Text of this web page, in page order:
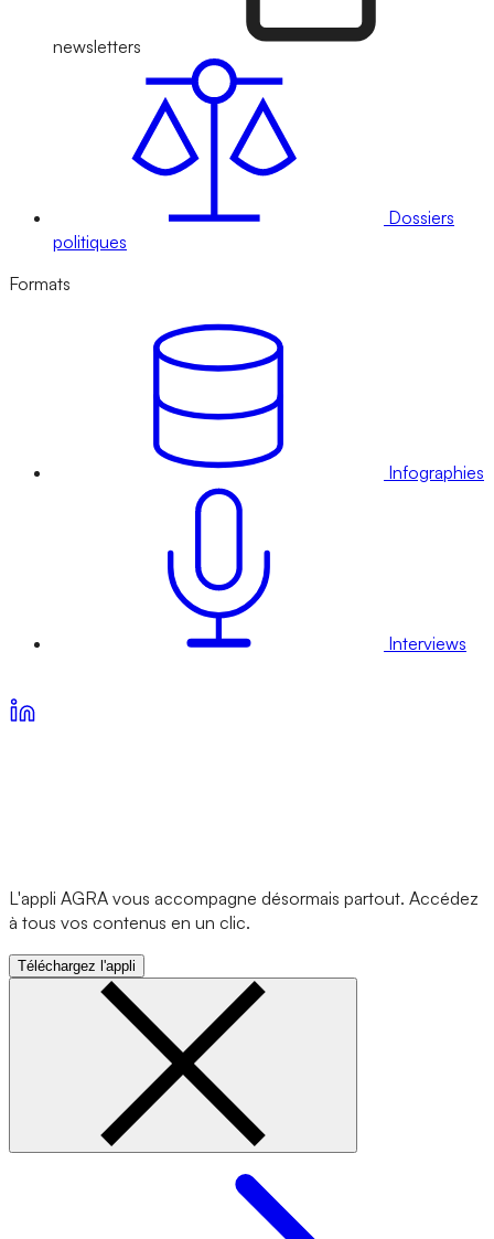
newsletters
Dossiers
politiques
Formats
Infographies
Interviews
L'appli AGRA vous accompagne désormais partout. Accédez
à tous vos contenus en un clic.
Téléchargez l'appli